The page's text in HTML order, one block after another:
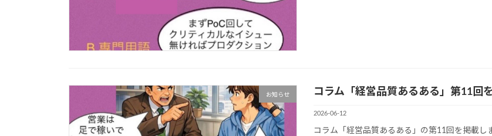
お知らせ コラム「経営品質あるある」第11回
2026-06-12
コラム「経営品質あるある」の第11回を掲載